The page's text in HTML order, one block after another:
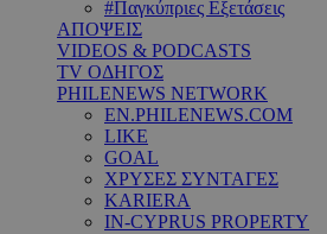
#Παγκύπριες Εξετάσεις
ΑΠΟΨΕΙΣ
VIDEOS & PODCASTS
TV ΟΔΗΓΟΣ
PHILENEWS NETWORK
EN.PHILENEWS.COM
LIKE
GOAL
ΧΡΥΣΕΣ ΣΥΝΤΑΓΕΣ
KARIERA
IN-CYPRUS PROPERTY